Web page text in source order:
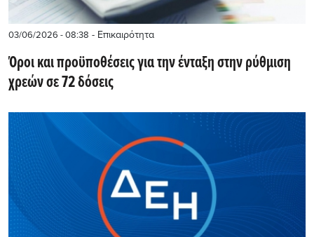
03/06/2026 - 08:38 - Επικαιρότητα
Όροι και προϋποθέσεις για την ένταξη στην ρύθμιση
χρεών σε 72 δόσεις